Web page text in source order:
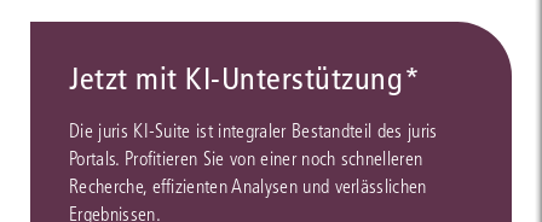
Jetzt mit KI-Unterstützung*
Die juris KI-Suite ist integraler Bestandteil des juris
Portals. Profitieren Sie von einer noch schnelleren
Recherche, effizienten Analysen und verlässlichen
Ergebnissen.